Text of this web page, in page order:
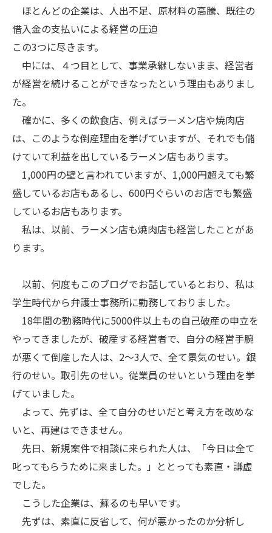
ほとんどの企業は、人出不足、原材料の高騰、既往の
借入金の支払いによる経営の圧迫
この3つに尽きます。
中には、４つ目として、事業承継しないまま、経営者
が経営を続けることができなったという理由もありまし
た。
確かに、多くの飲食店、例えばラーメン店や焼肉店
は、このような倒産理由を挙げていますが、それでも儲
けていて利益を出しているラーメン店もあります。
1,000円の壁と言われていますが、1,000円超えても繁
盛しているお店もあるし、600円ぐらいのお店でも繁盛
しているお店もあります。
私は、以前、ラーメン店も焼肉店も経営したことがあ
ります。
以前、何度もこのブログでお話しているとおり、私は
学生時代から弁護士事務所に勤務しておりました。
18年間の勤務時代に5000件以上もの自己破産の申立を
やってきましたが、破産する経営者で、自分の経営手腕
が悪くて倒産した人は、2～3人で、全て景気のせい。銀
行のせい。取引先のせい。従業員のせいという理由を挙
げていました。
よって、先ずは、全て自分のせいだと考え方を改めな
いと、再建はできません。
先日、新規案件で相談に来られた人は、「今日は全て
叱ってもらうために来ました。」ととっても素直・謙虚
でした。
こうした企業は、蘇るのも早いです。
先ずは、素直に反省して、何が悪かったのか分析し